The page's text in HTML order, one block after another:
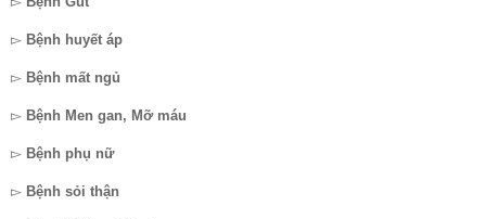
▻ Bệnh huyết áp
▻ Bệnh mất ngủ
▻ Bệnh Men gan, Mỡ máu
▻ Bệnh phụ nữ
▻ Bệnh sỏi thận